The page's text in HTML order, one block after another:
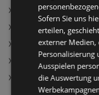
Action Angebote
TEDi Angebote
Aktuelle Action
Aktuelle TEDi
Aktuelle PAGRO /
Sofern Sie uns
erteilen,
externer Medien,
Personalisierung
Ausspielen
die Auswertung